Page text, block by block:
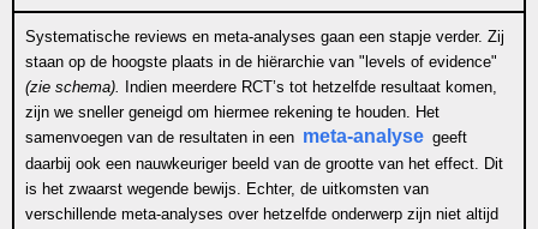
Systematische reviews en meta-analyses gaan een stapje verder. Zij
staan op de hoogste plaats in de hiërarchie van "levels of evidence"
(zie schema).
Indien meerdere RCT’s tot hetzelfde resultaat komen,
zijn we sneller geneigd om hiermee rekening te houden. Het
samenvoegen van de resultaten in een meta-analyse geeft
daarbij ook een nauwkeuriger beeld van de grootte van het effect. Dit
is het zwaarst wegende bewijs. Echter, de uitkomsten van
verschillende meta-analyses over hetzelfde onderwerp zijn niet altijd